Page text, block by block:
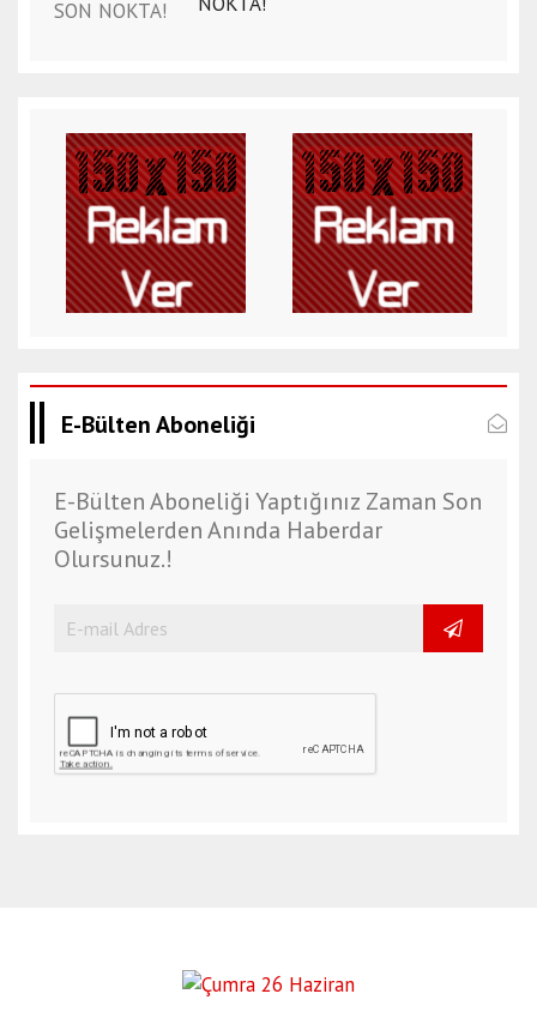
E-Bülten Aboneliği
E-Bülten Aboneliği Yaptığınız Zaman Son
Gelişmelerden Anında Haberdar
Olursunuz.!